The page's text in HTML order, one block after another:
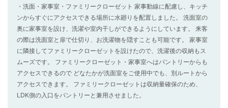
・洗面・家事室・ファミリークローゼット 家事動線に配慮し、キッチ
ンからすぐにアクセスできる場所に水廻りを配置しました。 洗面室の
奥に家事室を設け、洗濯や室内干しができるようにしています。 来客
の際は洗面室と扉で仕切り、お洗濯物を隠すことも可能です。 家事室
に隣接してファミリークローゼットを設けたので、洗濯後の収納もス
ムーズです。 ファミリークローゼット・家事室へはパントリーからも
アクセスできるので どなたかが洗面室をご使用中でも、別ルートから
アクセスできます。 ファミリークローゼットは収納量確保のため、
LDK側の入口をパントリーと兼用させました。